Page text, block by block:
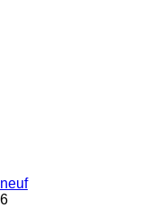
neuf
6